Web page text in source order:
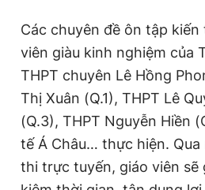
Các chuyên đề ôn tập
viên giàu kinh nghiệm của
THPT chuyên Lê Hồng
Thị Xuân (Q.1), THPT Lê
(Q.3), THPT Nguyễn Hiền
tế Á Châu… thực hiện. Qua
thi trực tuyến, giáo viên sẽ